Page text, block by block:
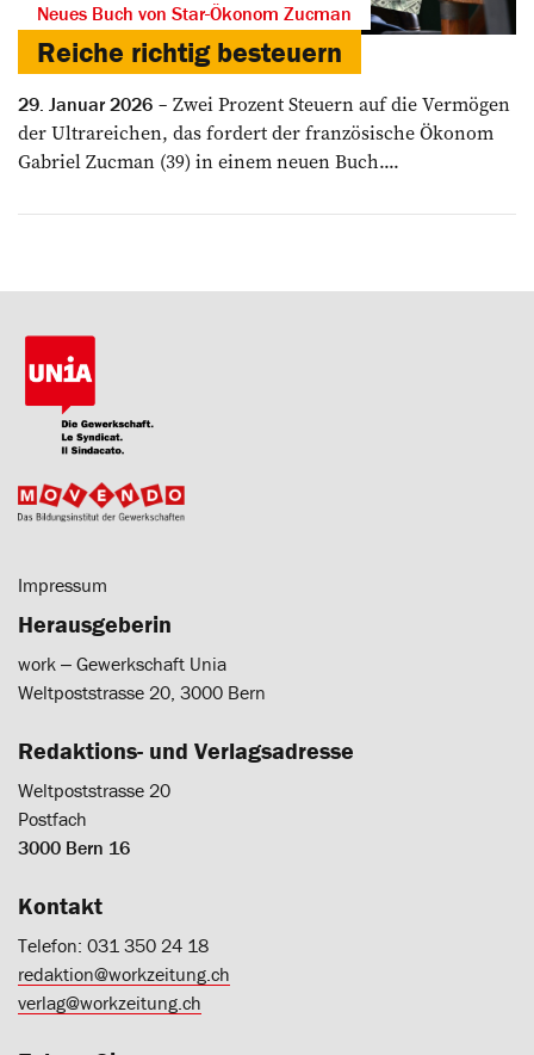
Neues Buch von Star-Ökonom Zucman
Reiche richtig besteuern
29. Januar 2026
Zwei Prozent Steuern auf die Vermögen
der Ultrareichen, das fordert der französische Ökonom
Gabriel Zucman (39) in einem neuen Buch....
Impressum
Herausgeberin
work ‒ Gewerkschaft Unia
Weltpoststrasse 20, 3000 Bern
Redaktions- und Verlagsadresse
Weltpoststrasse 20
Postfach
3000 Bern 16
Kontakt
Telefon: 031 350 24 18
redaktion@workzeitung.ch
verlag@workzeitung.ch